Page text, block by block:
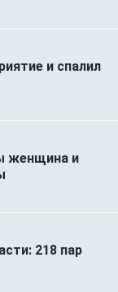
и спалил
женщина и
218 пар